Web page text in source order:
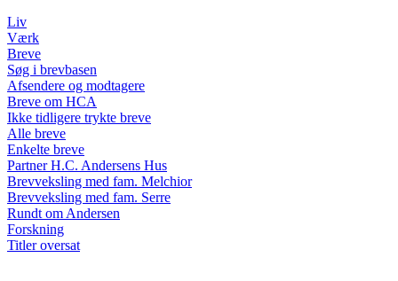
Liv
Værk
Breve
Søg i brevbasen
Afsendere og modtagere
Breve om HCA
Ikke tidligere trykte breve
Alle breve
Enkelte breve
Partner H.C. Andersens Hus
Brevveksling med fam. Melchior
Brevveksling med fam. Serre
Rundt om Andersen
Forskning
Titler oversat